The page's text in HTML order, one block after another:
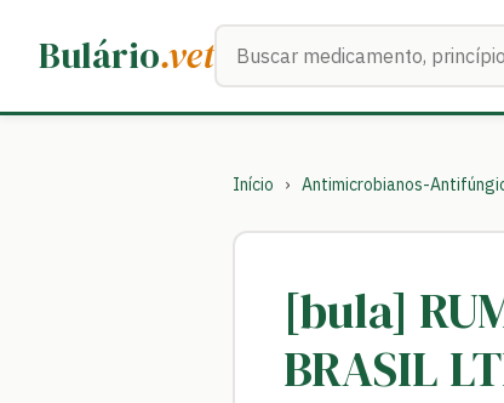
Bulário.vetBuscar medicamentos
Início › Antimicrobianos-
[bula]
BRASIL